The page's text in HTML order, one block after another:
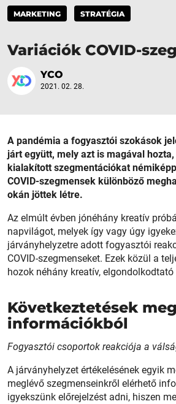
MARKETING STRATÉGIA
Variációk COVID-
YCO
2021. 02. 28.
A pandémia a fogyasztói szokások
járt együtt, mely azt is magával
kialakított szegmentációkat
COVID-szegmensek különböző
okán jöttek létre.
Az elmúlt évben jónéhány kreatív
napvilágot, melyek így vagy úgy
járványhelyzetre adott fogyasztói
COVID-szegmenseket. Ezek közül a
hozok néhány kreatív, elgondolkodtató
Következtetések
információkból
Fogyasztói csoportok reakciója a
A járványhelyzet értékelésének egyik
meglévő szegmenseinkről elérhető
igyekszünk előrejelzést adni, hiszen